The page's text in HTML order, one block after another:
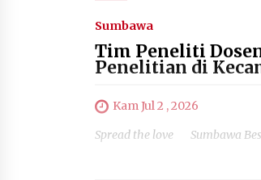
Sumbawa
Tim Peneliti
Penelitian di
Kam Jul 2 , 2026
Spread the love Sumbawa